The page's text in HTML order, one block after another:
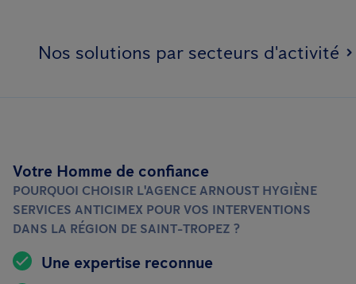
Nos solutions par secteurs d'activité
Votre Homme de confiance
POURQUOI CHOISIR L'AGENCE ARNOUST HYGIÈNE
SERVICES ANTICIMEX POUR VOS INTERVENTIONS
DANS LA RÉGION DE SAINT-TROPEZ ?
Une expertise reconnue